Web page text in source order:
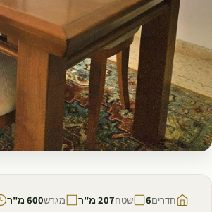
למכירה
חדרים6 שטח207 מ"ר מגרש600 מ"ר